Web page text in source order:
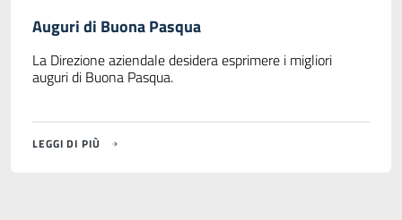
Auguri di Buona Pasqua
La Direzione aziendale desidera esprimere i migliori
auguri di Buona Pasqua.
LEGGI DI PIÙ